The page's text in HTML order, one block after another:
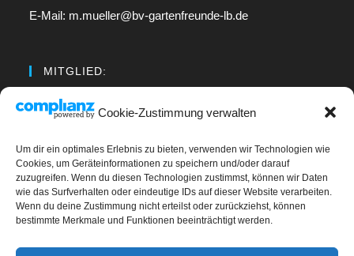
Cookie-Zustimmung verwalten
Um dir ein optimales Erlebnis zu bieten, verwenden wir Technologien wie
Cookies, um Geräteinformationen zu speichern und/oder darauf
zuzugreifen. Wenn du diesen Technologien zustimmst, können wir Daten
wie das Surfverhalten oder eindeutige IDs auf dieser Website verarbeiten.
Wenn du deine Zustimmung nicht erteilst oder zurückziehst, können
bestimmte Merkmale und Funktionen beeinträchtigt werden.
E-Mail: m.mueller@bv-gartenfreunde-lb.de
MITGLIED:
Regionalverband Neckar
LINKS
Kontakt
Impressum